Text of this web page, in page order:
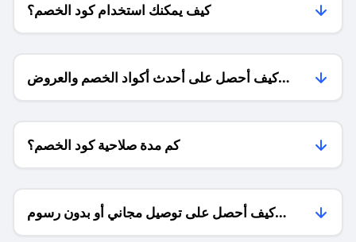
كيف يمكنك استخدام كود الخصم؟
كيف أحصل على أحدث أكواد الخصم والعروض
للمتاجر؟
كم مدة صلاحية كود الخصم؟
كيف أحصل على توصيل مجاني أو بدون رسوم
الشحن ؟